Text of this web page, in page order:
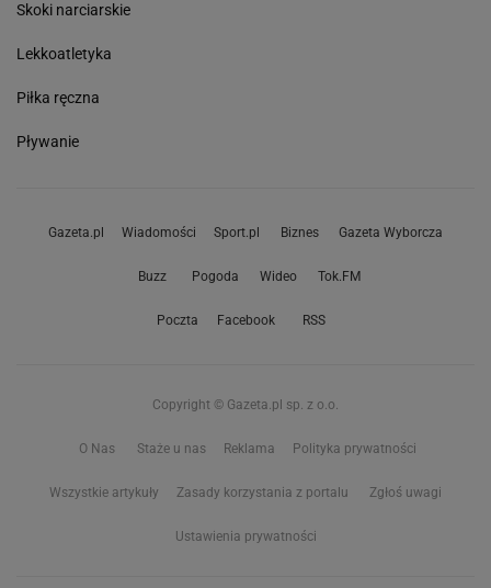
Skoki narciarskie
Lekkoatletyka
Piłka ręczna
Pływanie
Gazeta.pl Wiadomości Sport.pl Biznes Gazeta Wyborcza
Buzz Pogoda Wideo Tok.FM
Poczta Facebook RSS
Copyright © Gazeta.pl sp. z o.o.
O Nas Staże u nas Reklama Polityka prywatności
Wszystkie artykuły Zasady korzystania z portalu Zgłoś uwagi
Ustawienia prywatności